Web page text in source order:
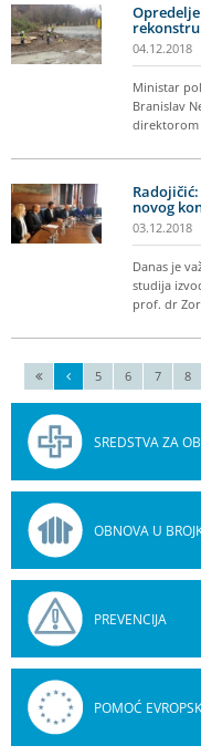
04.12.2018
Ministar
Branislav
direktorom
novog
03.12.2018
Danas je
studija
prof. dr
5 6 7 8
SREDSTVA ZA
OBNOVA U
PREVENCIJA
POMOĆ